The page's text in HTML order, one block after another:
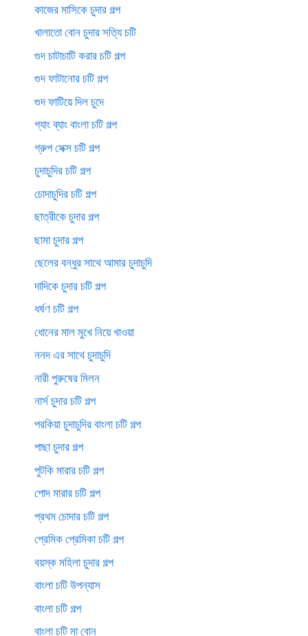
কাজের মাসিকে চুদার গল্প
খালাতো বোন চুদার সত্যি চটি
গুদ চাটাচাটি করার চটি গল্প
গুদ ফাটানোর চটি গল্প
গুদ ফাটিয়ে দিল চুদে
গ্যাং ব্যাং বাংলা চটি গল্প
গ্রুপ সেক্স চটি গল্প
চুদাচুদির চটি গল্প
চোদাচুদির চটি গল্প
ছাত্রীকে চুদার গল্প
ছামা চুদার গল্প
ছেলের বন্ধুর সাথে আমার চুদাচুদি
দাদিকে চুদার চটি গল্প
ধর্ষণ চটি গল্প
ধোনের মাল মুখে নিয়ে খাওয়া
ননদ এর সাথে চুদাচুদি
নারী পুরুষের মিলন
নার্স চুদার চটি গল্প
পরকিয়া চুদাচুদির বাংলা চটি গল্প
পাছা চুদার গল্প
পুটকি মারার চটি গল্প
পোদ মারার চটি গল্প
প্রথম চোদার চটি গল্প
প্রেমিক প্রেমিকা চটি গল্প
বয়স্ক মহিলা চুদার গল্প
বাংলা চটি উপন্যাস
বাংলা চটি গল্প
বাংলা চটি মা বোন